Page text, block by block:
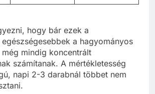
hogy bár ezek a
a hagyományos
mindig koncentrált
számítanak. A mértékletesség
napi 2-3 darabnál többet nem